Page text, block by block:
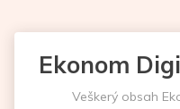
Ekonom
Veškerý obsah